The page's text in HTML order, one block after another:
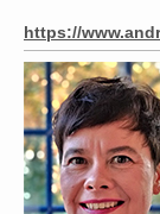
https://